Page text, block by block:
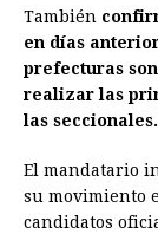
También
en días
prefecturas
realizar las
las seccionales.
El mandatario
su movimiento
candidatos